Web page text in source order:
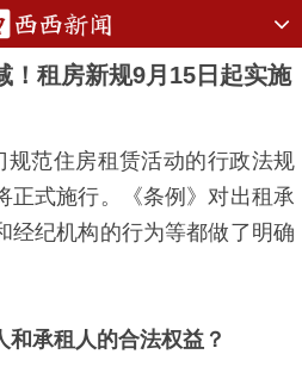
！租房新规9月15日起实施
规范住房租赁活动的行政法规
式施行。《条例》对出租承
经纪机构的行为等都做了明确
和承租人的合法权益 ？